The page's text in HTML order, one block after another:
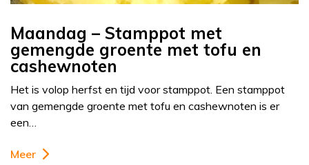
Maandag – Stamppot met
gemengde groente met tofu en
cashewnoten
Het is volop herfst en tijd voor stamppot. Een stamppot
van gemengde groente met tofu en cashewnoten is er
een…
Meer